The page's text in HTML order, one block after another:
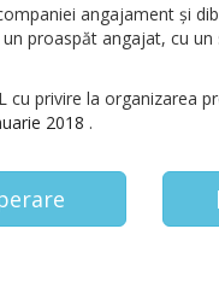
angajament și
proaspăt angajat, cu un
cu privire la organizarea
2018 .